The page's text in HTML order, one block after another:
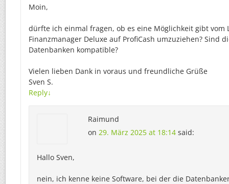
Moin,
dürfte ich einmal fragen, ob es eine Möglichkeit gibt vom
Finanzmanager Deluxe auf ProfiCash umzuziehen? Sind
Datenbanken kompatible?
Vielen lieben Dank in voraus und freundliche Grüße
Sven S.
Reply↓
Raimund
on 29. März 2025 at 18:14 said:
Hallo Sven,
nein, ich kenne keine Software, bei der die